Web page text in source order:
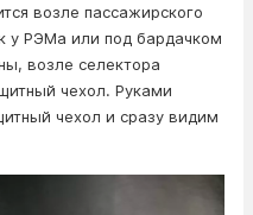
возле пассажирского
у РЭМа или под бардачком
возле селектора
чехол. Руками
чехол и сразу видим